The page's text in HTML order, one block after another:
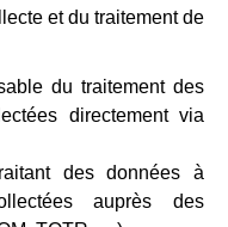
et du traitement de
du traitement des
directement via
des données à
auprès des